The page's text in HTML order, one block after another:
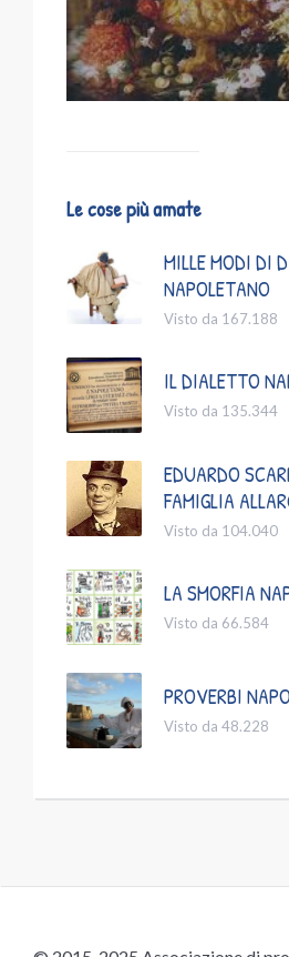
Le cose più amate
MILLE MODI DI
NAPOLETANO
Visto da 167.188
IL DIALETTO
Visto da 135.344
EDUARDO
FAMIGLIA
Visto da 104.040
LA SMORFIA
Visto da 66.584
PROVERBI
Visto da 48.228